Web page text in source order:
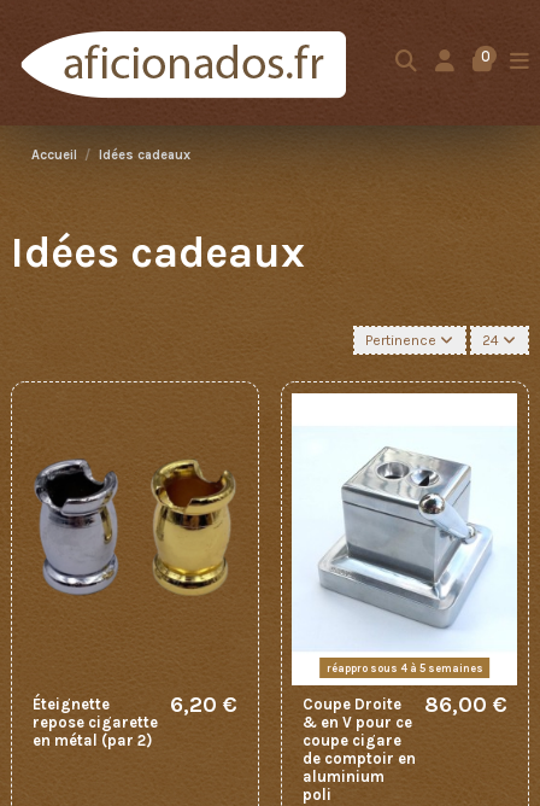
0
Accueil Idées cadeaux
Idées cadeaux
Pertinence 24
Éteignette
repose cigarette
en métal (par 2)
6,20 €
réappro sous 4 à 5 semaines
Coupe Droite
& en V pour ce
coupe cigare
de comptoir en
aluminium
poli
86,00 €